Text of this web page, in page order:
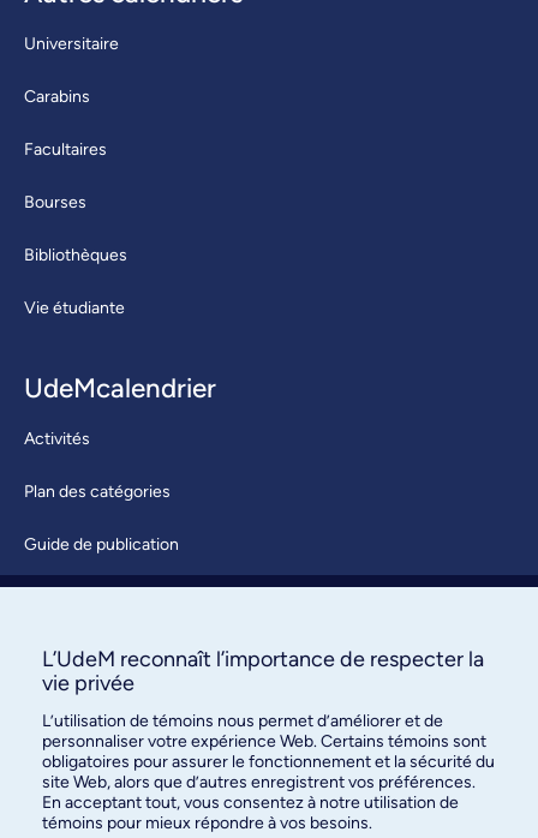
Universitaire
Carabins
Facultaires
Bourses
Bibliothèques
Vie étudiante
UdeMcalendrier
Activités
Plan des catégories
Guide de publication
À propos / Nous joindre
L’UdeM reconnaît l’importance de respecter la
vie privée
L’utilisation de témoins nous permet d’améliorer et de
personnaliser votre expérience Web. Certains témoins sont
obligatoires pour assurer le fonctionnement et la sécurité du
site Web, alors que d’autres enregistrent vos préférences.
En acceptant tout, vous consentez à notre utilisation de
témoins pour mieux répondre à vos besoins.